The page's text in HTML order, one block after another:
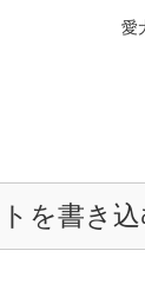
愛
を書き込